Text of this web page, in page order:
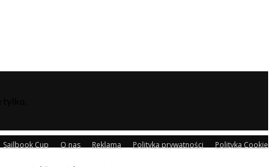
Sailbook Cup O nas Reklama Polityka prywatności Polityka Cookie